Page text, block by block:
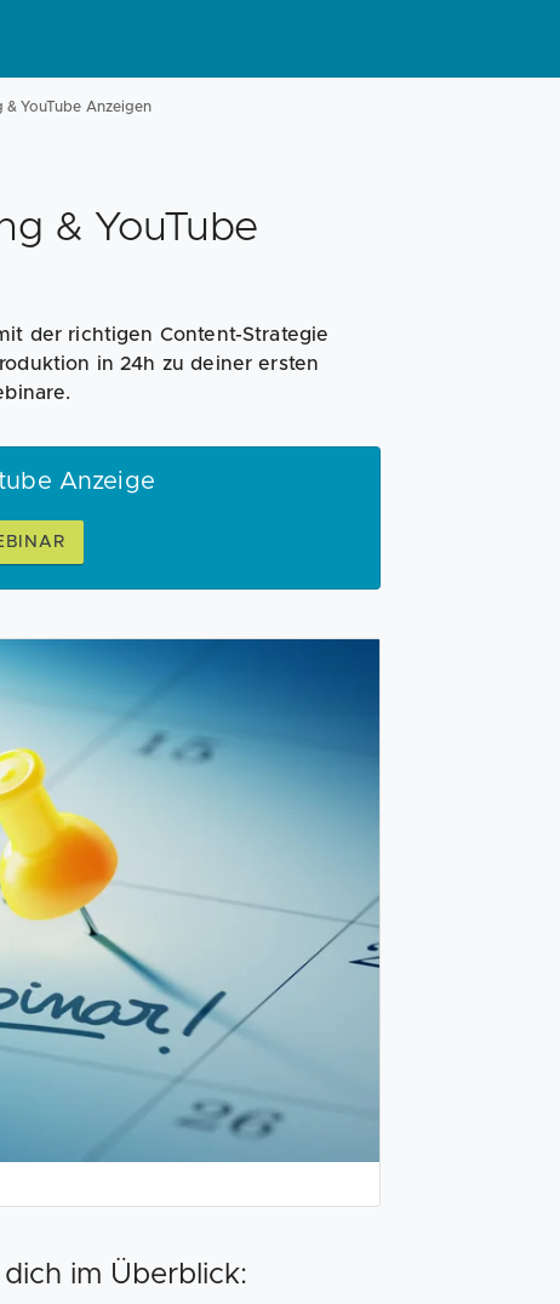
YouTube Anzeigen
& YouTube
der richtigen Content-Strategie
in 24h zu deiner ersten
Anzeige
im Überblick: